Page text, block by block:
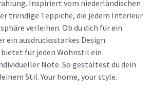
Inspiriert vom niederländischen
trendige Teppiche, die jedem Interieur
verleihen. Ob du dich für ein
ein ausdrucksstarkes Design
für jeden Wohnstil ein
Note. So gestaltest du dein
Stil. Your home, your style.